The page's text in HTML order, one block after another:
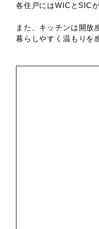
各住戸にはWICとSIC
また、キッチンは開放
暮らしやすく温もりを